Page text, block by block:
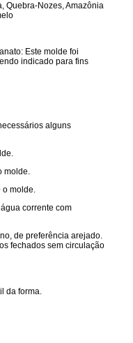
Quebra-Nozes, Amazônia
Este molde foi
indicado para fins
alguns
molde.
o molde.
corrente com
de preferência arejado.
fechados sem circulação
da forma.